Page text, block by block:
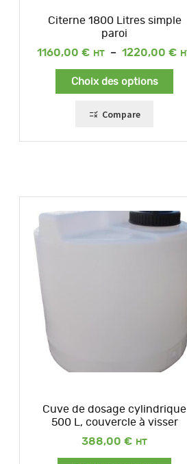
Citerne 1800 Litres simple
paroi
1160,00 € – 1220,00 €
Choix des options
Compare
Cuve de dosage cylindrique
500 L, couvercle à visser
388,00 €